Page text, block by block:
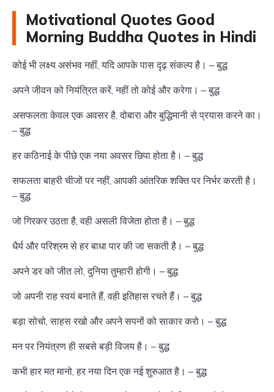
Motivational Quotes Good
Morning Buddha Quotes in Hindi
कोई भी लक्ष्य असंभव नहीं, यदि आपके पास दृढ़ संकल्प है। – बुद्ध
अपने जीवन को नियंत्रित करें, नहीं तो कोई और करेगा। – बुद्ध
असफलता केवल एक अवसर है, दोबारा और बुद्धिमानी से प्रयास करने का।
– बुद्ध
हर कठिनाई के पीछे एक नया अवसर छिपा होता है। – बुद्ध
सफलता बाहरी चीजों पर नहीं, आपकी आंतरिक शक्ति पर निर्भर करती है।
– बुद्ध
जो गिरकर उठता है, वही असली विजेता होता है। – बुद्ध
धैर्य और परिश्रम से हर बाधा पार की जा सकती है। – बुद्ध
अपने डर को जीत लो, दुनिया तुम्हारी होगी। – बुद्ध
जो अपनी राह स्वयं बनाते हैं, वही इतिहास रचते हैं। – बुद्ध
बड़ा सोचो, साहस रखो और अपने सपनों को साकार करो। – बुद्ध
मन पर नियंत्रण ही सबसे बड़ी विजय है। – बुद्ध
कभी हार मत मानो, हर नया दिन एक नई शुरुआत है। – बुद्ध